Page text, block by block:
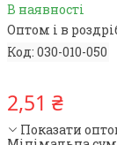
В наявності
Оптом і в
Код: 030-010-050
2,51 ₴
Показати